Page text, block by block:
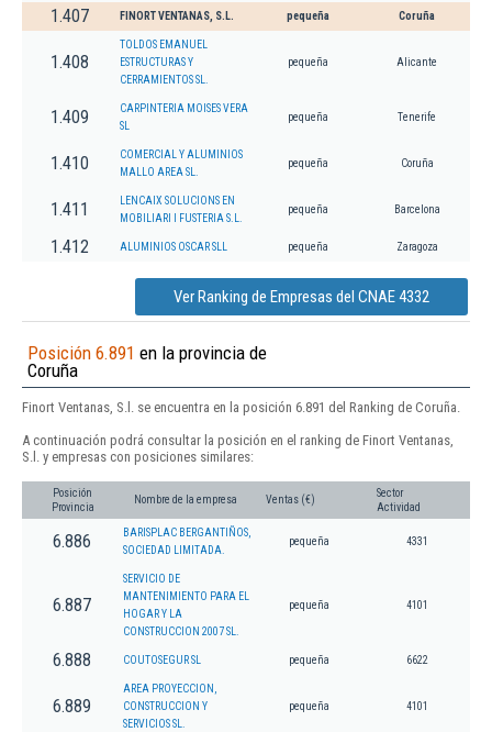
1.407 FINORT VENTANAS, S.L. pequeña Coruña
1.408
TOLDOS EMANUEL
ESTRUCTURAS Y
CERRAMIENTOS SL.
pequeña Alicante
1.409
CARPINTERIA MOISES VERA
SL
pequeña Tenerife
1.410
COMERCIAL Y ALUMINIOS
MALLO AREA SL.
pequeña Coruña
1.411
LENCAIX SOLUCIONS EN
MOBILIARI I FUSTERIA S.L.
pequeña Barcelona
1.412 ALUMINIOS OSCAR SLL pequeña Zaragoza
Ver Ranking de Empresas del CNAE 4332
Posición 6.891 en la provincia de
Coruña
Finort Ventanas, S.l. se encuentra en la posición 6.891 del Ranking de Coruña.
A continuación podrá consultar la posición en el ranking de Finort Ventanas,
S.l. y empresas con posiciones similares:
Posición
Provincia
Nombre de la empresa Ventas (€)
Sector
Actividad
6.886
BARISPLAC BERGANTIÑOS,
SOCIEDAD LIMITADA.
pequeña 4331
6.887
SERVICIO DE
MANTENIMIENTO PARA EL
HOGAR Y LA
CONSTRUCCION 2007 SL.
pequeña 4101
6.888 COUTOSEGUR SL pequeña 6622
6.889
AREA PROYECCION,
CONSTRUCCION Y
SERVICIOS SL.
pequeña 4101